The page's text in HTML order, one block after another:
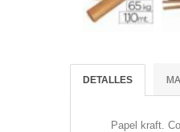
DETALLES
Papel kraft.